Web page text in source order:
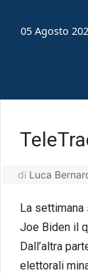
05 Agosto
di Luca
La
Joe Biden il
Dall’altra
elettorali